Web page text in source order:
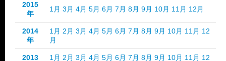
2015
年
1月 3月 4月 5月 6月 7月 8月 9月 10月 11月 12月
2014
年
1月 2月 3月 4月 5月 6月 7月 8月 9月 10月 11月 12
月
2013
1月 2月 3月 4月 5月 6月 7月 8月 9月 10月 11月 12